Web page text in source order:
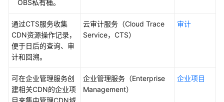
理
节
点
布
OBS私有桶。
通过CTS服务收集
CDN资源操作记录，
便于日后的查询、审
计和回溯。
云审计服务（Cloud Trace
Service，CTS）
审计
可在企业管理服务创
建相关CDN的企业项
目来集中管理CDN域
企业管理服务（Enterprise
Management）
企业项目